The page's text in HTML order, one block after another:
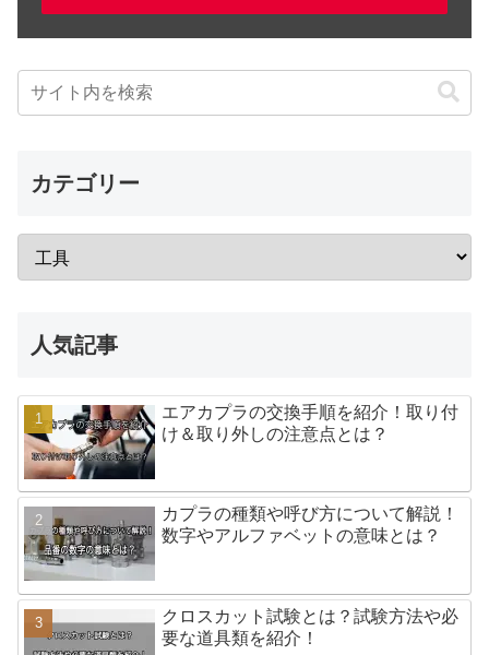
カテゴリー
人気記事
エアカプラの交換手順を紹介！取り付
け＆取り外しの注意点とは？
カプラの種類や呼び方について解説！
数字やアルファベットの意味とは？
クロスカット試験とは？試験方法や必
要な道具類を紹介！